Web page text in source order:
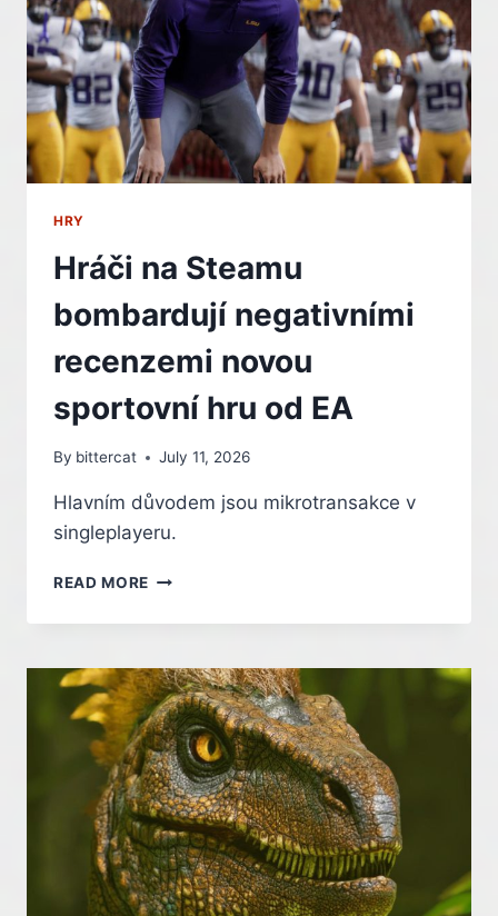
HRY
Hráči na Steamu
bombardují negativními
recenzemi novou
sportovní hru od EA
By bittercat July 11, 2026
Hlavním důvodem jsou mikrotransakce v
singleplayeru.
READ MORE HRÁČI
STEAMU
NEGATIVNÍMI
RECENZEMI
NOVOU
SPORTOVNÍ
HRU
OD
EA